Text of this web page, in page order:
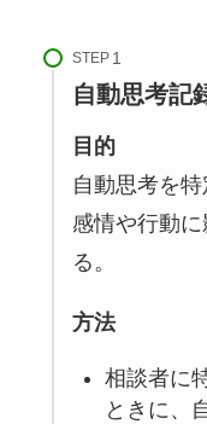
STEP
自動思考記
目的
自動思考を
感情や行動
る。
方法
相談者に
ときに、